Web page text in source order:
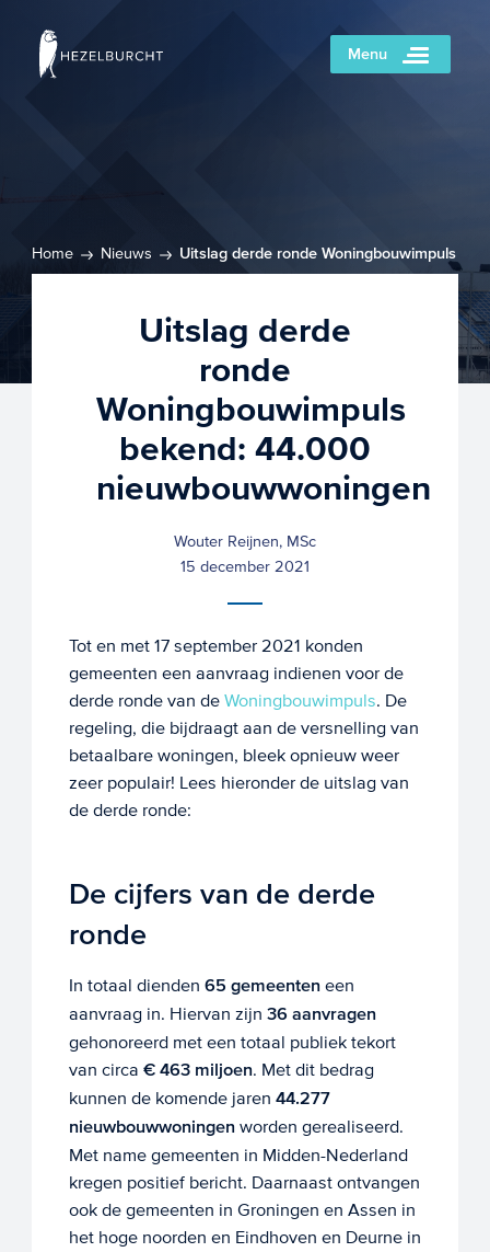
Menu
Home Nieuws
Uitslag derde ronde Woningbouwimpuls
Uitslag derde
ronde
Woningbouwimpuls
bekend: 44.000
nieuwbouwwoningen
Wouter Reijnen, MSc
15 december 2021
Tot en met 17 september 2021 konden
gemeenten een aanvraag indienen voor de
derde ronde van de Woningbouwimpuls. De
regeling, die bijdraagt aan de versnelling van
betaalbare woningen, bleek opnieuw weer
zeer populair! Lees hieronder de uitslag van
de derde ronde:
De cijfers van de derde
ronde
In totaal dienden 65 gemeenteneen
aanvraag in. Hiervan zijn 36 aanvragen
gehonoreerd met een totaal publiek tekort
van circa € 463 miljoen. Met dit bedrag
kunnen de komende jaren 44.277
nieuwbouwwoningenworden gerealiseerd.
Met name gemeenten in Midden-Nederland
kregen positief bericht. Daarnaast ontvangen
ook de gemeenten in Groningen en Assen in
het hoge noorden en Eindhoven en Deurne in